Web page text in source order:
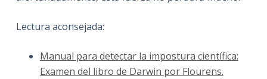
Lectura aconsejada:
Manual para detectar la impostura científica:
Examen del libro de Darwin por Flourens.